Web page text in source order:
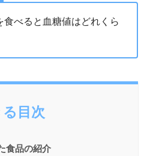
べると血糖値はどれくら
目次
食品の紹介